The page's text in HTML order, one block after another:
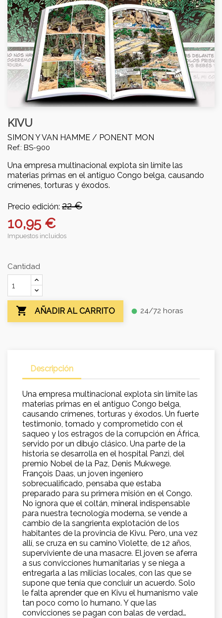
KIVU
SIMON Y VAN HAMME / PONENT MON
Ref.: BS-900
Una empresa multinacional explota sin límite las
materias primas en el antiguo Congo belga, causando
crímenes, torturas y éxodos.
Precio edición: 22 €
10,95 €
Impuestos incluidos
Cantidad
 AÑADIR AL CARRITO fiber_manual_record 24/72 horas
Descripción
Una empresa multinacional explota sin límite las
materias primas en el antiguo Congo belga,
causando crímenes, torturas y éxodos. Un fuerte
testimonio, tomado y comprometido con el
saqueo y los estragos de la corrupción en África,
servido por un dibujo clásico. Una parte de la
historia se desarrolla en el hospital Panzi, del
premio Nobel de la Paz, Denis Mukwege.
François Daas, un joven ingeniero
sobrecualificado, pensaba que estaba
preparado para su primera misión en el Congo.
No ignora que el coltán, mineral indispensable
para nuestra tecnología moderna, se vende a
cambio de la sangrienta explotación de los
habitantes de la provincia de Kivu. Pero, una vez
allí, se cruza en su camino Violette, de 12 años,
superviviente de una masacre. El joven se aferra
a sus convicciones humanitarias y se niega a
entregarla a las milicias locales, con las que se
supone que tenía que concluir un acuerdo. Solo
le falta aprender que en Kivu el humanismo vale
tan poco como lo humano. Y que las
convicciones se pagan con balas de verdad…